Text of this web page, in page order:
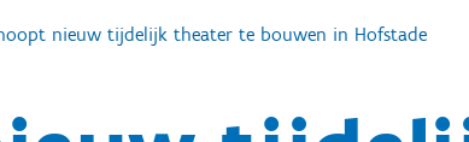
nieuw tijdelijk theater te bouwen in Hofstade